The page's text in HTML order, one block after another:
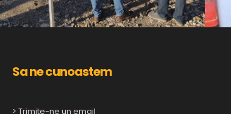
Sa ne cunoastem
> Trimite-ne un email